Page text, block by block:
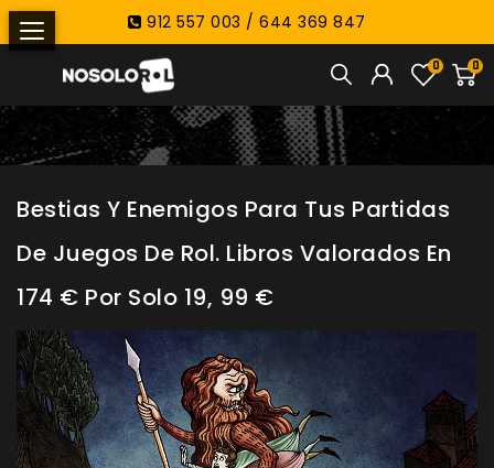
912 557 003 / 644 369 847
0
0
Bestias Y Enemigos Para Tus Partidas
De Juegos De Rol. Libros Valorados En
174 € Por Solo 19, 99 €